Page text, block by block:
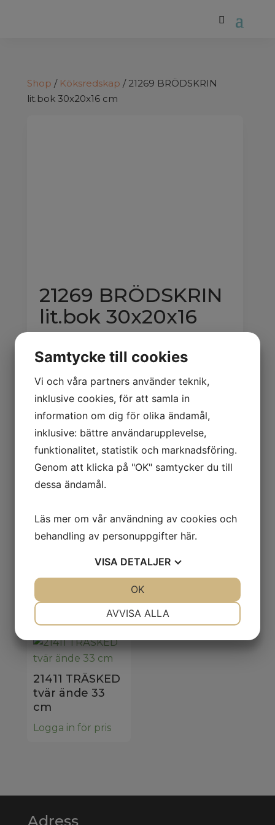
Shop / Köksredskap / 21269 BRÖDSKRIN
lit.bok 30x20x16 cm
21269 BRÖDSKRIN
lit.bok 30x20x16
cm
Brödskin litet bok 30x20x16 cm
Logga in för pris
Relaterade produkter
Rea!
21312
NÖTKROSS
m.skruv i bok
Logga in för pris
21270
BRÖDSKRIN
bok stor
42x32x18 cm
21411 TRÄSKED
tvär ände 33
cm
Logga in för pris
Adress
Samtycke till cookies
Vi och våra partners använder teknik,
inklusive cookies, för att samla in
information om dig för olika ändamål,
inklusive: bättre användarupplevelse,
funktionalitet, statistik och marknadsföring.
Genom att klicka på "OK" samtycker du till
dessa ändamål.
Läs mer om vår användning av cookies och
behandling av personuppgifter här.
VISA DETALJER
AVVISA ALLA
OK